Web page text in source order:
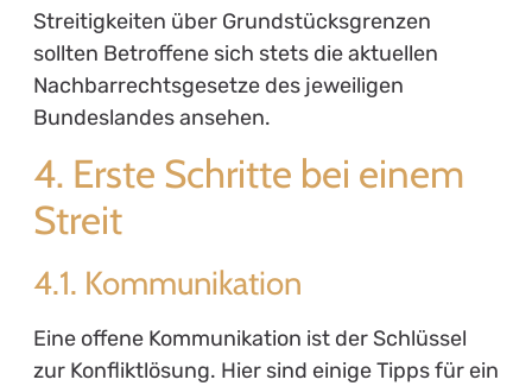
Streitigkeiten über Grundstücksgrenzen
sollten Betroffene sich stets die aktuellen
Nachbarrechtsgesetze des jeweiligen
Bundeslandes ansehen.
4. Erste Schritte bei einem
Streit
4.1. Kommunikation
Eine offene Kommunikation ist der Schlüssel
zur Konfliktlösung. Hier sind einige Tipps für ein